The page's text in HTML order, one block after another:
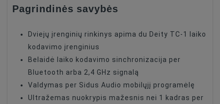
Pagrindinės savybės
Dviejų įrenginių rinkinys apima du Deity TC-1 laiko
kodavimo įrenginius
Belaidė laiko kodavimo sinchronizacija per
Bluetooth arba 2,4 GHz signalą
Valdymas per Sidus Audio mobilųjį programėlę
Ultražemas nuokrypis mažesnis nei 1 kadras per